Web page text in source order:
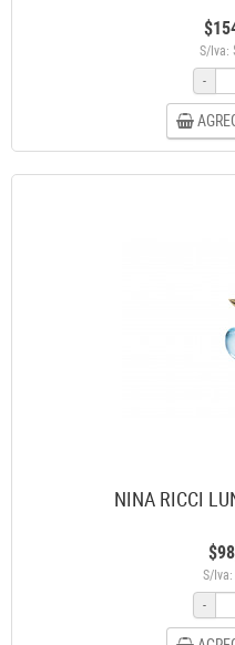
S/Iva:
-
NINA RICCI
S/Iva:
-